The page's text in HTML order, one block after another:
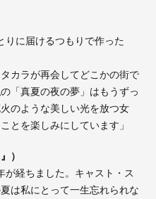
りに届けるつもりで作った
カラが再会してどこかの街で
「真夏の夜の夢」はもうずっ
のような美しい光を放つ女
とを楽しみにしています」
）
が経ちました。キャスト・ス
は私にとって一生忘れられな